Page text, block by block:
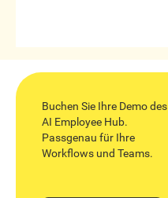
Buchen Sie Ihre Demo des
AI Employee Hub.
Passgenau für Ihre
Workflows und Teams.